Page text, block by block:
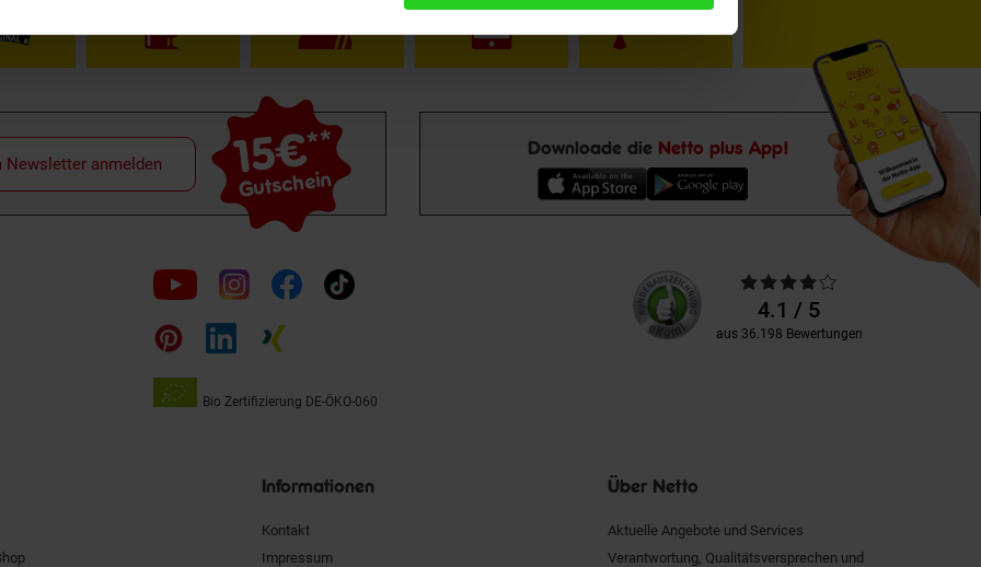
15€**
Gutschein
Newsletter anmelden
Downloade die Netto plus App!
Folge
uns
auf
Bio Zertifizierung DE-ÖKO-060
Unsere
Kundenbewertungen
Durchschnittliche
Bewertungen4.1 / 5
aus 36.198 Bewertungen
Informationen
Kontakt
Impressum
Über Netto
Aktuelle Angebote und Services
Verantwortung, Qualitätsversprechen und